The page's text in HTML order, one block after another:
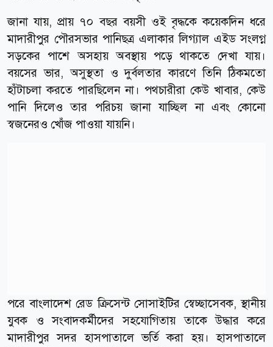
জানা যায়, প্রায় ৭০ বছর বয়সী ওই বৃদ্ধকে কয়েকদিন ধরে
মাদারীপুর পৌরসভার পানিছত্র এলাকার লিগ্যাল এইড সংলগ্ন
সড়কের পাশে অসহায় অবস্থায় পড়ে থাকতে দেখা যায়।
বয়সের ভার, অসুস্থতা ও দুর্বলতার কারণে তিনি ঠিকমতো
হাঁটাচলা করতে পারছিলেন না। পথচারীরা কেউ খাবার, কেউ
পানি দিলেও তার পরিচয় জানা যাচ্ছিল না এবং কোনো
স্বজনেরও খোঁজ পাওয়া যায়নি।
পরে বাংলাদেশ রেড ক্রিসেন্ট সোসাইটির স্বেচ্ছাসেবক, স্থানীয়
যুবক ও সংবাদকর্মীদের সহযোগিতায় তাকে উদ্ধার করে
মাদারীপুর সদর হাসপাতালে ভর্তি করা হয়। হাসপাতালে